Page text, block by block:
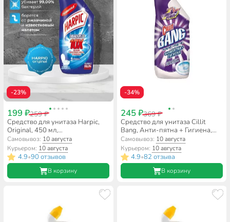
-23%
199 ₽259 ₽
Средство для унитаза Harpiс,
Original, 450 мл,
дезинфицирующее, 3141560
Самовывоз: 10 августа
Курьером: 10 августа
4.9•90 отзывов
В корзину
-34%
245 ₽369 ₽
Средство для унитаза Cillit
Bang, Анти-пятна + Гигиена,
Сила отбеливания, 750 мл,
дезинфицирующее, 8149774
Самовывоз: 10 августа
Курьером: 10 августа
4.9•82 отзыва
В корзину